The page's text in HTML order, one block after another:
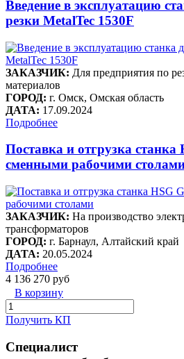
Введение в эксплуатацию
резки MetalTec 1530F
ЗАКАЗЧИК: Для предприятия по
материалов
ГОРОД: г. Омск, Омская область
ДАТА: 17.09.2024
Подробнее
Поставка и отгрузка станка
сменными рабочими
ЗАКАЗЧИК: На производство
трансформаторов
ГОРОД: г. Барнаул, Алтайский край
ДАТА: 20.05.2024
Подробнее
4 136 270 руб
В корзину
Получить КП
Специалист